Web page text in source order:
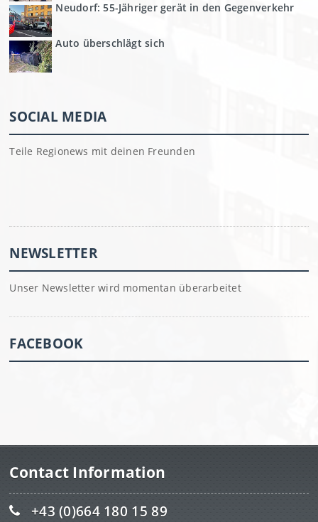
Neudorf: 55-Jähriger gerät in den Gegenverkehr
Auto überschlägt sich
SOCIAL MEDIA
Teile Regionews mit deinen Freunden
NEWSLETTER
Unser Newsletter wird momentan überarbeitet
FACEBOOK
Contact Information
+43 (0)664 180 15 89